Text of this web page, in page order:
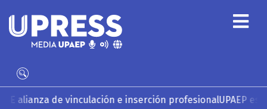
profesionalUPAEP estrena ‘Volar’, serie documental